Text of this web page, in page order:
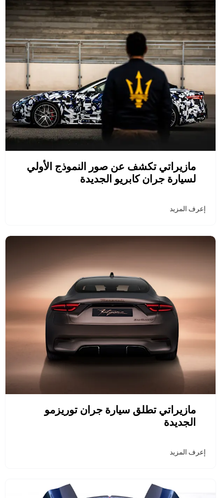
مازيراتي تكشف عن صور النموذج الأولي
لسيارة جران كابريو الجديدة
إعرف المزيد
مازيراتي تطلق سيارة جران توريزمو
الجديدة
إعرف المزيد